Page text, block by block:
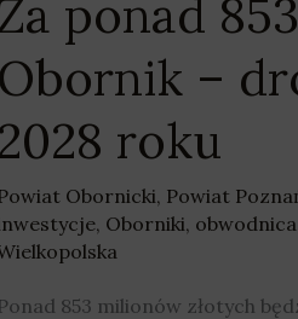
ponad
Obornik –
2028 roku
Obornicki, Powiat
, Oborniki, obwodnica
853 milionów złotych
być
gotowa
w
2028
roku